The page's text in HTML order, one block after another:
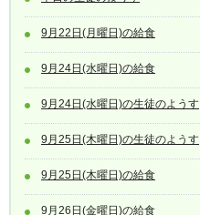
9月22日(月曜日)の給食
9月24日(水曜日)の給食
9月24日(水曜日)の生徒のようす
9月25日(木曜日)の生徒のようす
9月25日(木曜日)の給食
9月26日(金曜日)の給食